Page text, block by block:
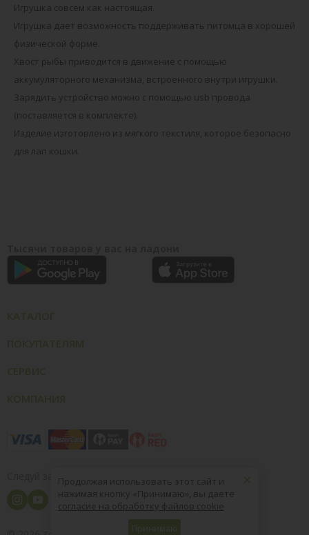
Игрушка совсем как настоящая.
Игрушка дает возможность поддерживать питомца в хорошей
физической форме.
Хвост рыбы приводится в движение с помощью
аккумуляторного механизма, встроенного внутри игрушки.
Зарядить устройство можно с помощью usb провода
(поставляется в комплекте).
Изделие изготовлено из мягкого текстиля, которое безопасно
для лап кошки.
Следуй за нами ×
Продолжая использовать этот сайт и
нажимая кнопку «Принимаю», вы даете
согласие на обработку файлов cookie
Принимаю